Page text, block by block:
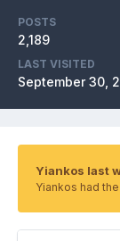
POSTS
2,189
LAST VISITED
September 30,
Yiankos last
Yiankos had